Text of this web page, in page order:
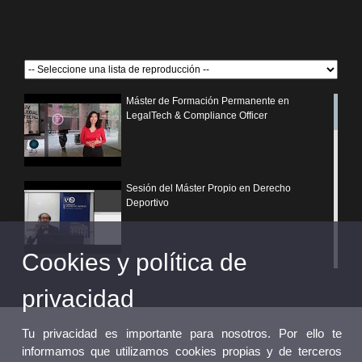
Máster de Formación Permanente en
LegalTech & Compliance Officer
Sesión del Máster Propio en Derecho
Deportivo
¿Por qué elegir un postgrado propio de la
Universitat de València?
Cookies y política de
privacidad
Tu privacidad es importante para nosotros. Por ello te
informamos que utilizamos cookies propias y de terceros